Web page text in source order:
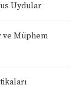
Uydular
ve Müphem